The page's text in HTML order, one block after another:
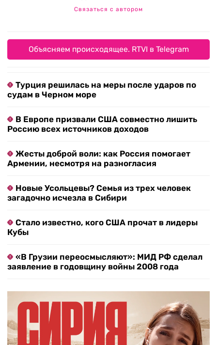
Связаться с автором
Объясняем происходящее. RTVI в Telegram
Турция решилась на меры после ударов по
судам в Черном море
В Европе призвали США совместно лишить
Россию всех источников доходов
Жесты доброй воли: как Россия помогает
Армении, несмотря на разногласия
Новые Усольцевы? Семья из трех человек
загадочно исчезла в Сибири
Стало известно, кого США прочат в лидеры
Кубы
«В Грузии переосмысляют»: МИД РФ сделал
заявление в годовщину войны 2008 года